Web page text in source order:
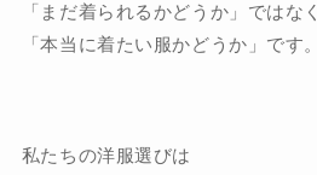
「まだ着られるかどうか」ではなく
「本当に着たい服かどうか」です。
私たちの洋服選びは